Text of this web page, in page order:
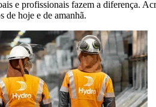
e profissionais fazem a diferença.
de hoje e de amanhã.